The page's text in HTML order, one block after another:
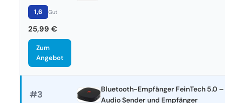
1,6 Gut
25,99 €
Zum
Angebot
#3
Bluetooth-Empfänger FeinTech 5.0 –
Audio Sender und Empfänger